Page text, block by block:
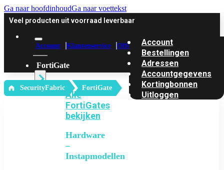
Ga naar hoofdinhoudGa naar voettekst
Veel producten uit voorraad leverbaar
Account Klantenservice Offerte
FortiGate
Alle
FortiGates
bekijken
Hardware
–
Instapmodellen
Account
Bestellingen
Adressen
Accountgegevens
Kortingbonnen
Uitloggen
‎ SecurityFabric FortiGate